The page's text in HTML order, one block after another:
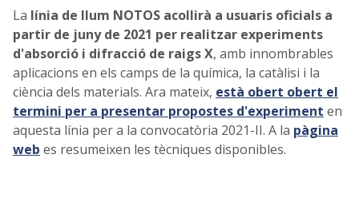
La línia de llum NOTOS acollirà a usuaris oficials a
partir de juny de 2021 per realitzar experiments
d'absorció i difracció de raigs X, amb innombrables
aplicacions en els camps de la química, la catàlisi i la
ciència dels materials. Ara mateix, està obert obert el
termini per a presentar propostes d'experiment en
aquesta línia per a la convocatòria 2021-II. A la pàgina
web es resumeixen les tècniques disponibles.